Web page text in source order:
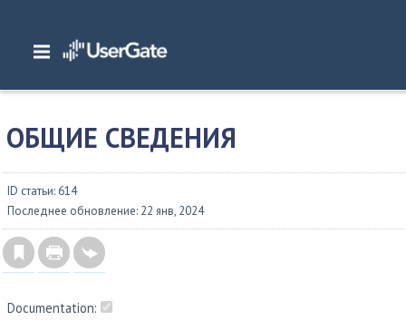
Главная/ Документация/NGFW
Platform Management Controller Command Line Interface
ОБЩИЕ СВЕДЕНИЯ
ID статьи: 614
Последнее обновление: 22 янв, 2024
Documentation: